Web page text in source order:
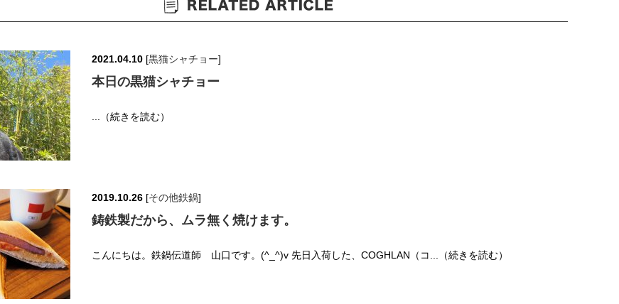
2021.04.10 [黒猫シャチョー]
本日の黒猫シャチョー
...（続きを読む）
2019.10.26 [その他鉄鍋]
鋳鉄製だから、ムラ無く焼けます。
こんにちは。鉄鍋伝道師 山口です。(^_^)v 先日入荷した、COGHLAN（コ...（続きを読む）